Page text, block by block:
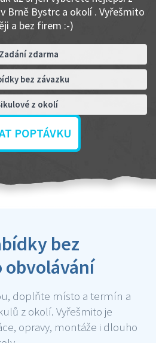
Brně Bystrc a okolí . Vyřešmito
a bez firem :-)
Zadání zdarma
bez závazku
z okolí
POPTÁVKU
bez
obvolávání
doplňte místo a termín a
z okolí. Vyřešmito je
opravy, montáže i dlouho